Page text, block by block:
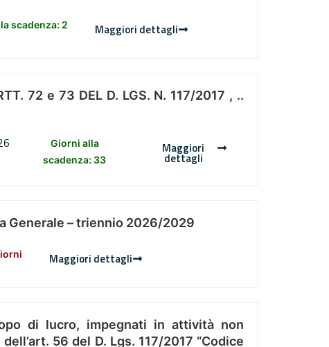
scadenza: 2 Maggiori dettagli
72 e 73 DEL D. LGS. N. 117/2017 , ..
Giorni alla
scadenza: 33
Maggiori
dettagli
Generale – triennio 2026/2029
Maggiori dettagli
di lucro, impegnati in attività non
56 del D. Lgs. 117/2017 “Codice